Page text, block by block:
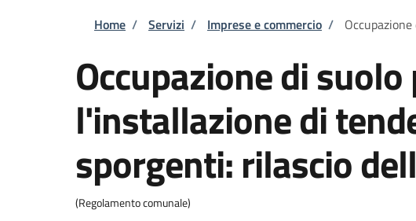
Briciole di pane
Home / Servizi / Imprese e commercio /
Occupazione di
l'installazione di
sporgenti: rilascio
(Regolamento comunale)